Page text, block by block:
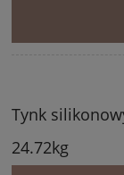
Tynk
24.72kg